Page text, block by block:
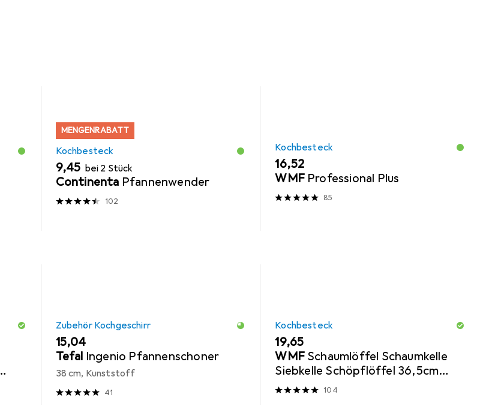
MENGENRABATT
Kochbesteck
EUR
9,45 bei 2 Stück
Continenta Pfannenwender
102
Kochbesteck
EUR
16,52
WMF Professional Plus
85
Zubehör Kochgeschirr
EUR
15,04
Tefal Ingenio Pfannenschoner
38 cm, Kunststoff
41
Kochbesteck
EUR
19,65
WMF Schaumlöffel Schaumkelle
Siebkelle Schöpflöffel 36,5cm
Profi Plus Edelstahl
104